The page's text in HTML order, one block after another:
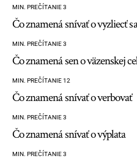
MIN. PREČÍTANIE 3
Čo znamená snívať o vyzliecť sa
MIN. PREČÍTANIE 3
Čo znamená sen o väzenskej
MIN. PREČÍTANIE 12
Čo znamená snívať o verbovať
MIN. PREČÍTANIE 3
Čo znamená snívať o výplata
MIN. PREČÍTANIE 3